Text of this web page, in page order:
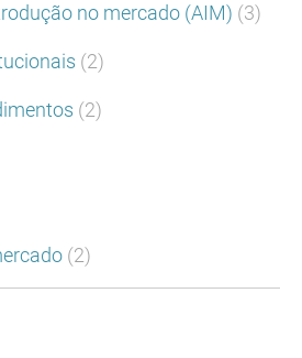
no mercado (AIM) (3)
(2)
(2)
(2)